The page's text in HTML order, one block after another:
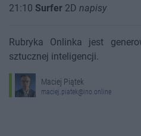
21:10 Surfer 2D napisy
Rubryka Onlinka jest
sztucznej inteligencji.
Maciej Piątek
maciej.piatek@ino.online